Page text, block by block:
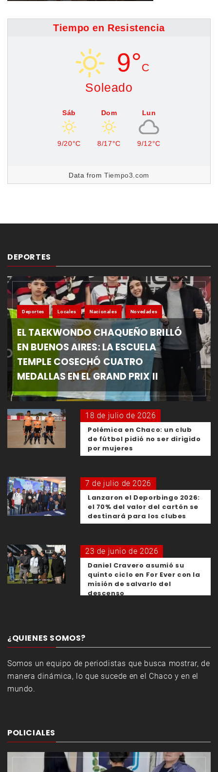
Tiempo en Resistencia
9°C
Soleado
Sáb
9/20°C
Dom
8/17°C
Lun
9/12°C
Data fromTiempo3.com
DEPORTES
Deportes Locales Nacionales Novedades
EL TAEKWONDO CHAQUEÑO BRILLÓ
EN BUENOS AIRES: LA ESCUELA
TEMPLE COSECHÓ CUATRO
MEDALLAS EN EL GRAND PRIX II
18 de julio de 2026
Polémica en Chaco: un club
de fútbol pidió no ser dirigido
por mujeres
7 de julio de 2026
Lanzaron el Deporbingo 2026:
el 70% del valor del cartón se
destinará para los clubes
23 de junio de 2026
Daniel Cravero asumió su
quinto ciclo en For Ever con la
misión de salvarlo del
descenso
¿QUIENES SOMOS?
Somos un equipo de periodistas que busca mostrar, de
manera dinámica, lo que sucede en el Chaco y en el
mundo.
POLICIALES